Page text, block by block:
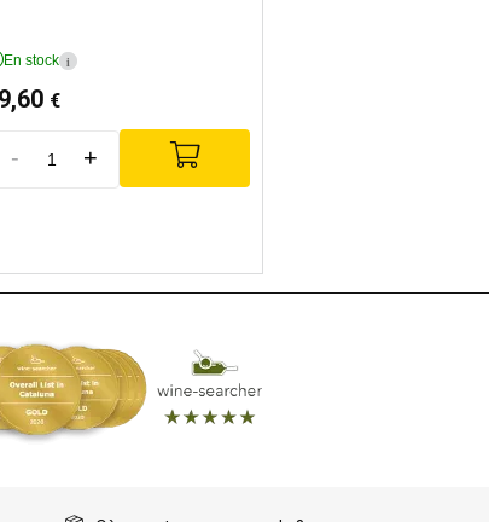
En stock i
€
- +